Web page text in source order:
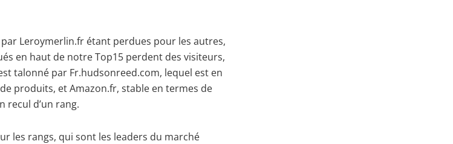
par Leroymerlin.fr étant perdues pour les autres,
en haut de notre Top15 perdent des visiteurs,
talonné par Fr.hudsonreed.com, lequel est en
produits, et Amazon.fr, stable en termes de
recul d’un rang.
les rangs, qui sont les leaders du marché